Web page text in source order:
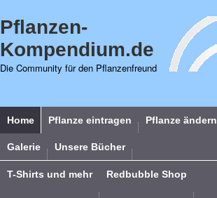
Pflanzen-
Kompendium.de
Die Community für den Pflanzenfreund
Home Pflanze eintragen Pflanze ändern
Galerie Unsere Bücher
T-Shirts und mehr Redbubble Shop